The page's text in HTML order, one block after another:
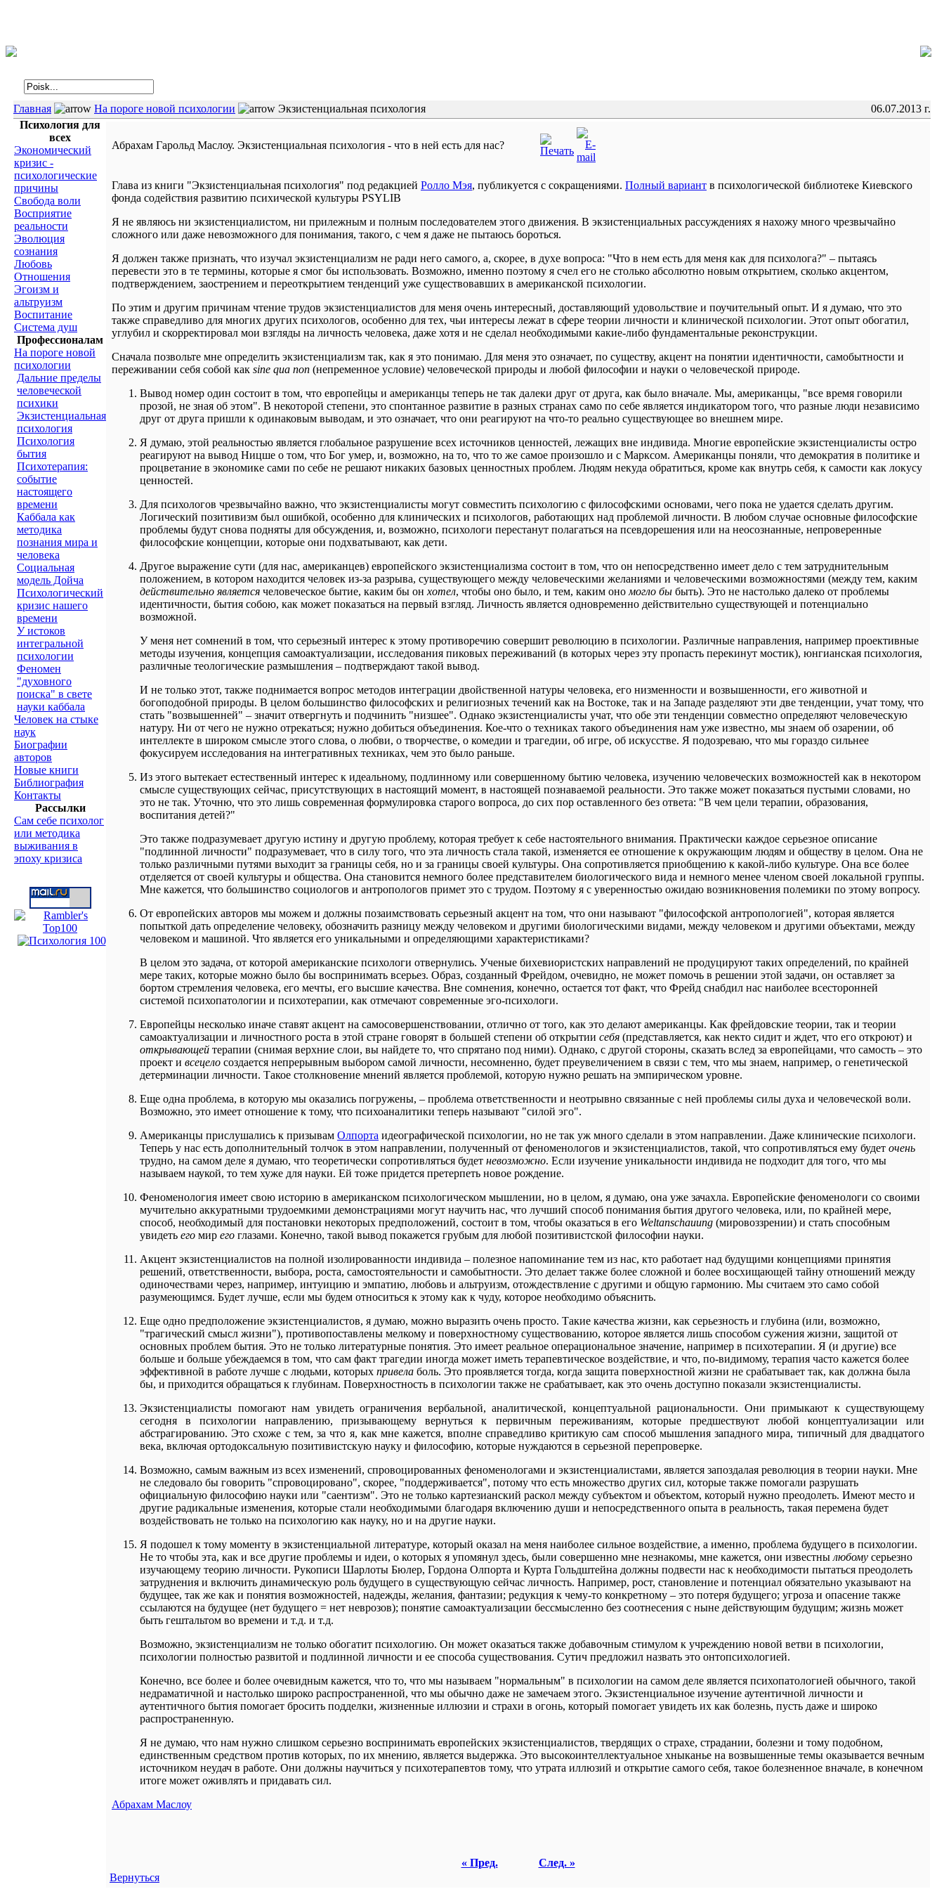
Главная На пороге новой психологии Экзистенциальная психология
06.07.2013 г.
Психология для
всех
Экономический
кризис -
психологические
причины
Свобода воли
Восприятие
реальности
Эволюция
сознания
Любовь
Отношения
Эгоизм и
альтруизм
Воспитание
Система душ
Профессионалам
На пороге новой
психологии
Дальние пределы
человеческой
психики
Экзистенциальная
психология
Психология
бытия
Психотерапия:
событие
настоящего
времени
Каббала как
методика
познания мира и
человека
Социальная
модель Дойча
Психологический
кризис нашего
времени
У истоков
интегральной
психологии
Феномен
"духовного
поиска" в свете
науки каббала
Человек на стыке
наук
Биографии
авторов
Новые книги
Библиография
Контакты
Рассылки
Сам себе психолог
или методика
выживания в
эпоху кризиса
Абрахам Гарольд Маслоу. Экзистенциальная психология - что в ней есть для нас?
Глава из книги "Экзистенциальная психология" под редакцией Ролло Мэя, публикуется с сокращениями. Полный вариант в психологической библиотеке Киевского
фонда содействия развитию психической культуры PSYLIB
Я не являюсь ни экзистенциалистом, ни прилежным и полным последователем этого движения. В экзистенциальных рассуждениях я нахожу много чрезвычайно
сложного или даже невозможного для понимания, такого, с чем я даже не пытаюсь бороться.
Я должен также признать, что изучал экзистенциализм не ради него самого, а, скорее, в духе вопроса: "Что в нем есть для меня как для психолога?" – пытаясь
перевести это в те термины, которые я смог бы использовать. Возможно, именно поэтому я счел его не столько абсолютно новым открытием, сколько акцентом,
подтверждением, заострением и переоткрытием тенденций уже существовавших в американской психологии.
По этим и другим причинам чтение трудов экзистенциалистов для меня очень интересный, доставляющий удовольствие и поучительный опыт. И я думаю, что это
также справедливо для многих других психологов, особенно для тех, чьи интересы лежат в сфере теории личности и клинической психологии. Этот опыт обогатил,
углубил и скорректировал мои взгляды на личность человека, даже хотя и не сделал необходимыми какие-либо фундаментальные реконструкции.
Сначала позвольте мне определить экзистенциализм так, как я это понимаю. Для меня это означает, по существу, акцент на понятии идентичности, самобытности и
переживании себя собой как sine qua non (непременное условие) человеческой природы и любой философии и науки о человеческой природе.
Вывод номер один состоит в том, что европейцы и американцы теперь не так далеки друг от друга, как было вначале. Мы, американцы, "все время говорили
прозой, не зная об этом". В некоторой степени, это спонтанное развитие в разных странах само по себе является индикатором того, что разные люди независимо
друг от друга пришли к одинаковым выводам, и это означает, что они реагируют на что-то реально существующее во внешнем мире.
Я думаю, этой реальностью является глобальное разрушение всех источников ценностей, лежащих вне индивида. Многие европейские экзистенциалисты остро
реагируют на вывод Ницше о том, что Бог умер, и, возможно, на то, что то же самое произошло и с Марксом. Американцы поняли, что демократия в политике и
процветание в экономике сами по себе не решают никаких базовых ценностных проблем. Людям некуда обратиться, кроме как внутрь себя, к самости как локусу
ценностей.
Для психологов чрезвычайно важно, что экзистенциалисты могут совместить психологию с философскими основами, чего пока не удается сделать другим.
Логический позитивизм был ошибкой, особенно для клинических и психологов, работающих над проблемой личности. В любом случае основные философские
проблемы будут снова подняты для обсуждения, и, возможно, психологи перестанут полагаться на псевдорешения или на неосознанные, непроверенные
философские концепции, которые они подхватывают, как дети.
Другое выражение сути (для нас, американцев) европейского экзистенциализма состоит в том, что он непосредственно имеет дело с тем затруднительным
положением, в котором находится человек из-за разрыва, существующего между человеческими желаниями и человеческими возможностями (между тем, каким
действительно является человеческое бытие, каким бы он хотел, чтобы оно было, и тем, каким оно могло бы быть). Это не настолько далеко от проблемы
идентичности, бытия собою, как может показаться на первый взгляд. Личность является одновременно действительно существующей и потенциально
возможной.
У меня нет сомнений в том, что серьезный интерес к этому противоречию совершит революцию в психологии. Различные направления, например проективные
методы изучения, концепция самоактуализации, исследования пиковых переживаний (в которых через эту пропасть перекинут мостик), юнгианская психология,
различные теологические размышления – подтверждают такой вывод.
И не только этот, также поднимается вопрос методов интеграции двойственной натуры человека, его низменности и возвышенности, его животной и
богоподобной природы. В целом большинство философских и религиозных течений как на Востоке, так и на Западе разделяют эти две тенденции, учат тому, что
стать "возвышенней" – значит отвергнуть и подчинить "низшее". Однако экзистенциалисты учат, что обе эти тенденции совместно определяют человеческую
натуру. Ни от чего не нужно отрекаться; нужно добиться объединения. Кое-что о техниках такого объединения нам уже известно, мы знаем об озарении, об
интеллекте в широком смысле этого слова, о любви, о творчестве, о комедии и трагедии, об игре, об искусстве. Я подозреваю, что мы гораздо сильнее
фокусируем исследования на интегративных техниках, чем это было раньше.
Из этого вытекает естественный интерес к идеальному, подлинному или совершенному бытию человека, изучению человеческих возможностей как в некотором
смысле существующих сейчас, присутствующих в настоящий момент, в настоящей познаваемой реальности. Это также может показаться пустыми словами, но
это не так. Уточню, что это лишь современная формулировка старого вопроса, до сих пор оставленного без ответа: "В чем цели терапии, образования,
воспитания детей?"
Это также подразумевает другую истину и другую проблему, которая требует к себе настоятельного внимания. Практически каждое серьезное описание
"подлинной личности" подразумевает, что в силу того, что эта личность стала такой, изменяется ее отношение к окружающим людям и обществу в целом. Она не
только различными путями выходит за границы себя, но и за границы своей культуры. Она сопротивляется приобщению к какой-либо культуре. Она все более
отделяется от своей культуры и общества. Она становится немного более представителем биологического вида и немного менее членом своей локальной группы.
Мне кажется, что большинство социологов и антропологов примет это с трудом. Поэтому я с уверенностью ожидаю возникновения полемики по этому вопросу.
От европейских авторов мы можем и должны позаимствовать серьезный акцент на том, что они называют "философской антропологией", которая является
попыткой дать определение человеку, обозначить разницу между человеком и другими биологическими видами, между человеком и другими объектами, между
человеком и машиной. Что является его уникальными и определяющими характеристиками?
В целом это задача, от которой американские психологи отвернулись. Ученые бихевиористских направлений не продуцируют таких определений, по крайней
мере таких, которые можно было бы воспринимать всерьез. Образ, созданный Фрейдом, очевидно, не может помочь в решении этой задачи, он оставляет за
бортом стремления человека, его мечты, его высшие качества. Вне сомнения, конечно, остается тот факт, что Фрейд снабдил нас наиболее всесторонней
системой психопатологии и психотерапии, как отмечают современные эго-психологи.
Европейцы несколько иначе ставят акцент на самосовершенствовании, отлично от того, как это делают американцы. Как фрейдовские теории, так и теории
самоактуализации и личностного роста в этой стране говорят в большей степени об открытии себя (представляется, как некто сидит и ждет, что его откроют) и
открывающей терапии (снимая верхние слои, вы найдете то, что спрятано под ними). Однако, с другой стороны, сказать вслед за европейцами, что самость – это
проект и всецело создается непрерывным выбором самой личности, несомненно, будет преувеличением в связи с тем, что мы знаем, например, о генетической
детерминации личности. Такое столкновение мнений является проблемой, которую нужно решать на эмпирическом уровне.
Еще одна проблема, в которую мы оказались погружены, – проблема ответственности и неотрывно связанные с ней проблемы силы духа и человеческой воли.
Возможно, это имеет отношение к тому, что психоаналитики теперь называют "силой эго".
Американцы прислушались к призывам Олпорта идеографической психологии, но не так уж много сделали в этом направлении. Даже клинические психологи.
Теперь у нас есть дополнительный толчок в этом направлении, полученный от феноменологов и экзистенциалистов, такой, что сопротивляться ему будет очень
трудно, на самом деле я думаю, что теоретически сопротивляться будет невозможно. Если изучение уникальности индивида не подходит для того, что мы
называем наукой, то тем хуже для науки. Ей тоже придется претерпеть новое рождение.
Феноменология имеет свою историю в американском психологическом мышлении, но в целом, я думаю, она уже зачахла. Европейские феноменологи со своими
мучительно аккуратными трудоемкими демонстрациями могут научить нас, что лучший способ понимания бытия другого человека, или, по крайней мере,
способ, необходимый для постановки некоторых предположений, состоит в том, чтобы оказаться в его Weltanschauung (мировоззрении) и стать способным
увидеть его мир его глазами. Конечно, такой вывод покажется грубым для любой позитивистской философии науки.
Акцент экзистенциалистов на полной изолированности индивида – полезное напоминание тем из нас, кто работает над будущими концепциями принятия
решений, ответственности, выбора, роста, самостоятельности и самобытности. Это делает также более сложной и более восхищающей тайну отношений между
одиночествами через, например, интуицию и эмпатию, любовь и альтруизм, отождествление с другими и общую гармонию. Мы считаем это само собой
разумеющимся. Будет лучше, если мы будем относиться к этому как к чуду, которое необходимо объяснить.
Еще одно предположение экзистенциалистов, я думаю, можно выразить очень просто. Такие качества жизни, как серьезность и глубина (или, возможно,
"трагический смысл жизни"), противопоставлены мелкому и поверхностному существованию, которое является лишь способом сужения жизни, защитой от
основных проблем бытия. Это не только литературные понятия. Это имеет реальное операциональное значение, например в психотерапии. Я (и другие) все
больше и больше убеждаемся в том, что сам факт трагедии иногда может иметь терапевтическое воздействие, и что, по-видимому, терапия часто кажется более
эффективной в работе лучше с людьми, которых привела боль. Это проявляется тогда, когда защита поверхностной жизни не срабатывает так, как должна была
бы, и приходится обращаться к глубинам. Поверхностность в психологии также не срабатывает, как это очень доступно показали экзистенциалисты.
Экзистенциалисты помогают нам увидеть ограничения вербальной, аналитической, концептуальной рациональности. Они примыкают к существующему
сегодня в психологии направлению, призывающему вернуться к первичным переживаниям, которые предшествуют любой концептуализации или
абстрагированию. Это схоже с тем, за что я, как мне кажется, вполне справедливо критикую сам способ мышления западного мира, типичный для двадцатого
века, включая ортодоксальную позитивистскую науку и философию, которые нуждаются в серьезной перепроверке.
Возможно, самым важным из всех изменений, спровоцированных феноменологами и экзистенциалистами, является запоздалая революция в теории науки. Мне
не следовало бы говорить "спровоцировано", скорее, "поддерживается", потому что есть множество других сил, которые также помогали разрушать
официальную философию науки или "саентизм". Это не только картезианский раскол между субъектом и объектом, который нужно преодолеть. Имеют место и
другие радикальные изменения, которые стали необходимыми благодаря включению души и непосредственного опыта в реальность, такая перемена будет
воздействовать не только на психологию как науку, но и на другие науки.
Я подошел к тому моменту в экзистенциальной литературе, который оказал на меня наиболее сильное воздействие, а именно, проблема будущего в психологии.
Не то чтобы эта, как и все другие проблемы и идеи, о которых я упомянул здесь, были совершенно мне незнакомы, мне кажется, они известны любому серьезно
изучающему теорию личности. Рукописи Шарлоты Бюлер, Гордона Олпорта и Курта Гольдштейна должны подвести нас к необходимости пытаться преодолеть
затруднения и включить динамическую роль будущего в существующую сейчас личность. Например, рост, становление и потенциал обязательно указывают на
будущее, так же как и понятия возможностей, надежды, желания, фантазии; редукция к чему-то конкретному – это потеря будущего; угроза и опасение также
ссылаются на будущее (нет будущего = нет неврозов); понятие самоактуализации бессмысленно без соотнесения с ныне действующим будущим; жизнь может
быть гештальтом во времени и т.д. и т.д.
Возможно, экзистенциализм не только обогатит психологию. Он может оказаться также добавочным стимулом к учреждению новой ветви в психологии,
психологии полностью развитой и подлинной личности и ее способа существования. Сутич предложил назвать это онтопсихологией.
Конечно, все более и более очевидным кажется, что то, что мы называем "нормальным" в психологии на самом деле является психопатологией обычного, такой
недраматичной и настолько широко распространенной, что мы обычно даже не замечаем этого. Экзистенциальное изучение аутентичной личности и
аутентичного бытия помогает бросить подделки, жизненные иллюзии и страхи в огонь, который помогает увидеть их как болезнь, пусть даже и широко
распространенную.
Я не думаю, что нам нужно слишком серьезно воспринимать европейских экзистенциалистов, твердящих о страхе, страдании, болезни и тому подобном,
единственным средством против которых, по их мнению, является выдержка. Это высокоинтеллектуальное хныканье на возвышенные темы оказывается вечным
источником неудач в работе. Они должны научиться у психотерапевтов тому, что утрата иллюзий и открытие самого себя, такое болезненное вначале, в конечном
итоге может оживлять и придавать сил.
Абрахам Маслоу
« Пред.
След. »
Вернуться